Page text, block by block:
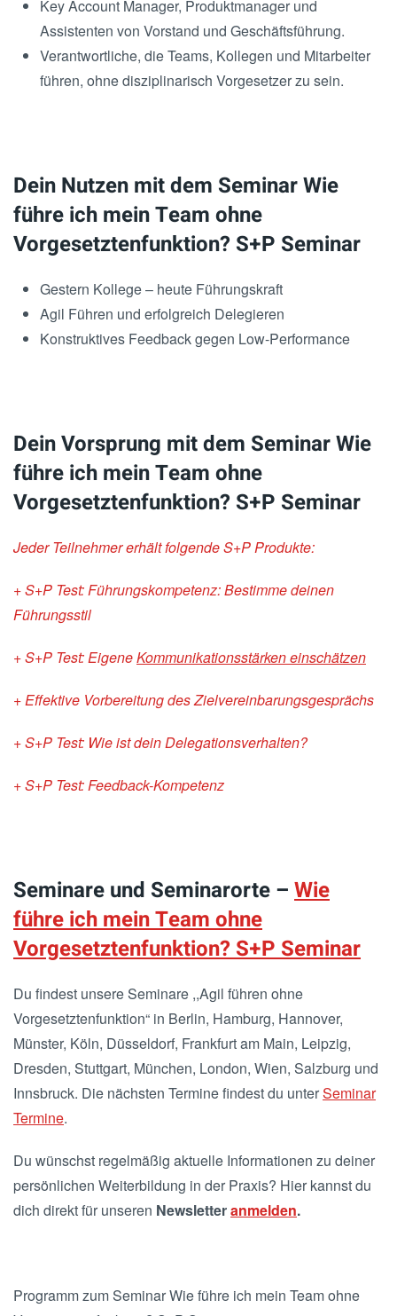
Key Account Manager, Produktmanager und
Assistenten von Vorstand und Geschäftsführung.
Verantwortliche, die Teams, Kollegen und Mitarbeiter
führen, ohne disziplinarisch Vorgesetzer zu sein.
Dein Nutzen mit dem Seminar Wie
führe ich mein Team ohne
Vorgesetztenfunktion? S+P Seminar
Gestern Kollege – heute Führungskraft
Agil Führen und erfolgreich Delegieren
Konstruktives Feedback gegen Low-Performance
Dein Vorsprung mit dem Seminar Wie
führe ich mein Team ohne
Vorgesetztenfunktion? S+P Seminar
Jeder Teilnehmer erhält folgende S+P Produkte:
+ S+P Test: Führungskompetenz: Bestimme deinen
Führungsstil
+ S+P Test: EigeneKommunikationsstärken einschätzen
+ Effektive Vorbereitung des Zielvereinbarungsgesprächs
+ S+P Test: Wie ist dein Delegationsverhalten?
+ S+P Test: Feedback-Kompetenz
Seminare und Seminarorte – Wie
führe ich mein Team ohne
Vorgesetztenfunktion? S+P Seminar
Du findest unsere Seminare ,,Agil führen ohne
Vorgesetztenfunktion“ in Berlin, Hamburg, Hannover,
Münster, Köln, Düsseldorf, Frankfurt am Main, Leipzig,
Dresden, Stuttgart, München, London, Wien, Salzburg und
Innsbruck. Die nächsten Termine findest du unterSeminar
Termine.
Du wünschst regelmäßig aktuelle Informationen zu deiner
persönlichen Weiterbildung in der Praxis? Hier kannst du
dich direkt für unseren Newsletteranmelden.
Programm zum Seminar Wie führe ich mein Team ohne